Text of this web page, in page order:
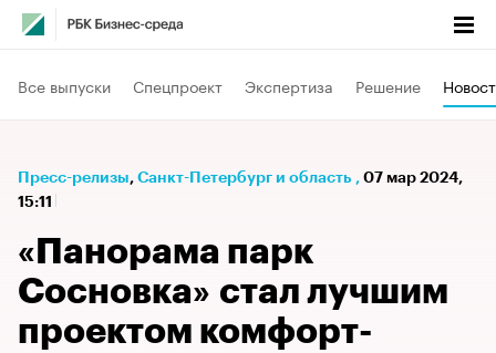
Все выпуски Спецпроект Экспертиза Решение
Пресс-релизы⁠, Санкт-Петербург и область , 07 мар 2024,
15:11
«Панорама парк
Сосновка» стал лучшим
проектом комфорт-